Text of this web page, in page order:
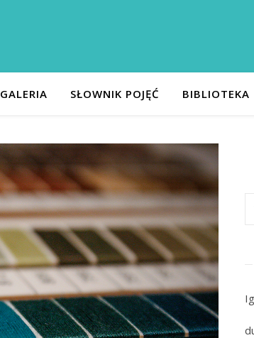
GALERIA SŁOWNIK POJĘĆ BIBLIOTEKA